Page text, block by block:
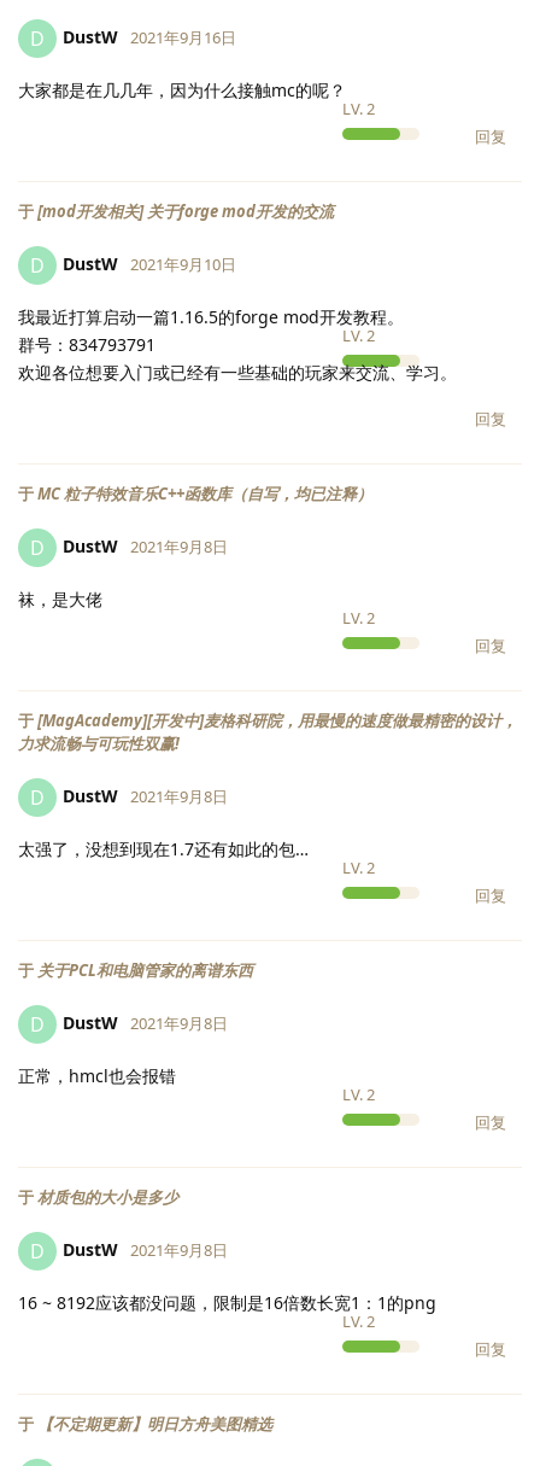
D DustW
LV.2
2021年9月16日
大家都是在几几年，因为什么接触mc的呢？
回复
于[mod开发相关] 关于forge mod开发的交流
D DustW
LV.2
2021年9月10日
我最近打算启动一篇1.16.5的forge mod开发教程。
群号：834793791
欢迎各位想要入门或已经有一些基础的玩家来交流、学习。
回复
于MC 粒子特效音乐C++函数库（自写，均已注释）
D DustW
LV.2
2021年9月8日
袜，是大佬
回复
于[MagAcademy][开发中]麦格科研院，用最慢的速度做最精密的设计，
力求流畅与可玩性双赢!
D DustW
LV.2
2021年9月8日
太强了，没想到现在1.7还有如此的包…
回复
于 关于PCL和电脑管家的离谱东西
D DustW
LV.2
2021年9月8日
正常，hmcl也会报错
回复
于材质包的大小是多少
D DustW
LV.2
2021年9月8日
16 ~ 8192应该都没问题，限制是16倍数长宽1：1的png
回复
于 【不定期更新】明日方舟美图精选